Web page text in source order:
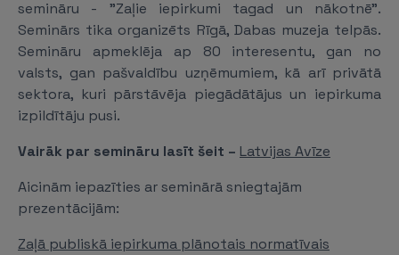
semināru - "Zaļie iepirkumi tagad un nākotnē".
Seminārs tika organizēts Rīgā, Dabas muzeja telpās.
Semināru apmeklēja ap 80 interesentu, gan no
valsts, gan pašvaldību uzņēmumiem, kā arī privātā
sektora, kuri pārstāvēja piegādātājus un iepirkuma
izpildītāju pusi.
Vairāk par semināru lasīt šeit – Latvijas Avīze
Aicinām iepazīties ar seminārā sniegtajām
prezentācijām:
Zaļā publiskā iepirkuma plānotais normatīvais